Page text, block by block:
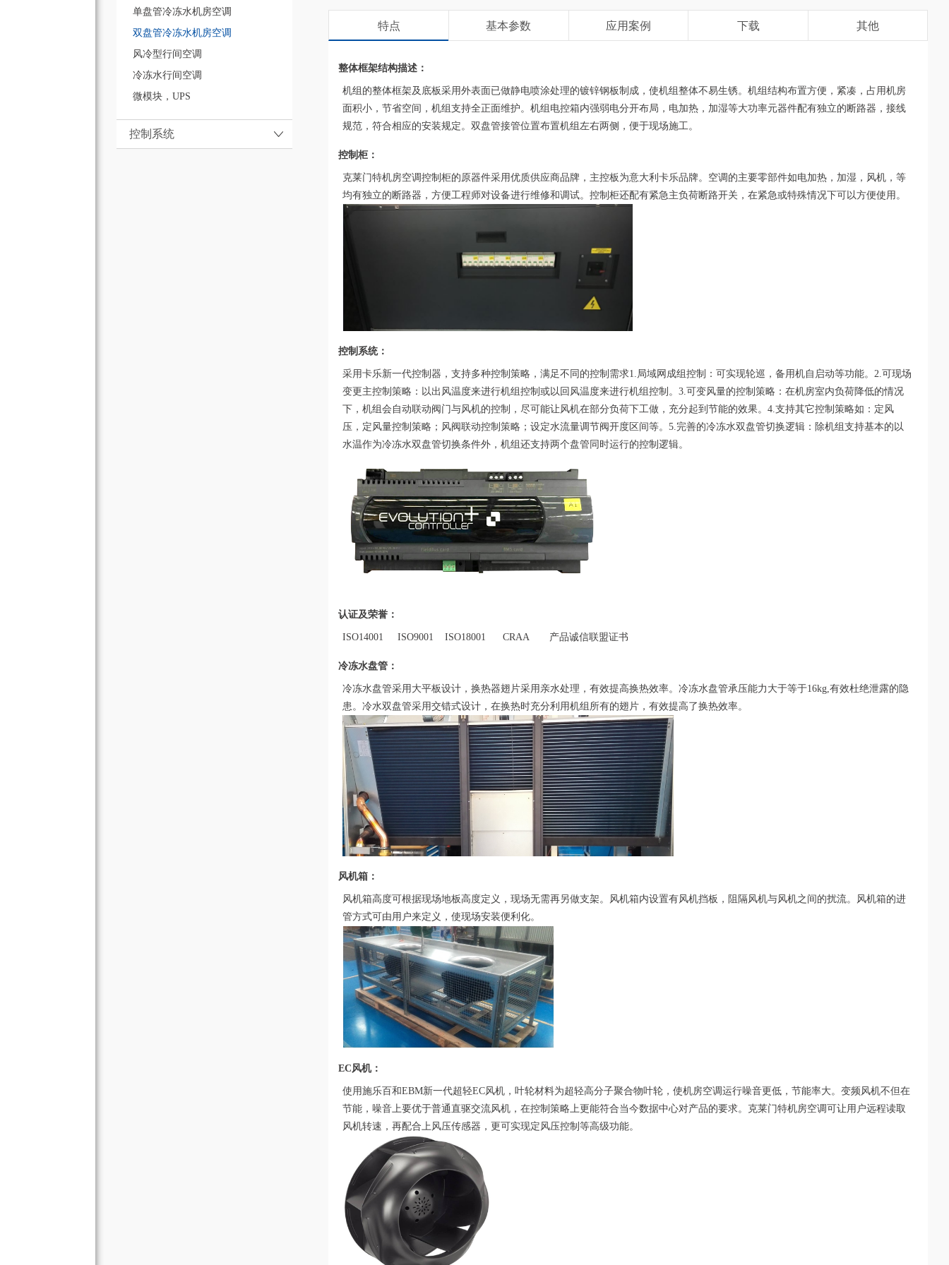
单盘管冷冻水机房空调
双盘管冷冻水机房空调
风冷型行间空调
冷冻水行间空调
微模块，UPS
控制系统
特点 基本参数 应用案例 下载 其他
整体框架结构描述：
机组的整体框架及底板采用外表面已做静电喷涂处理的镀锌钢板制成，使机组整体不易生锈。机组结构布置方便，紧凑，占用机房
面积小，节省空间，机组支持全正面维护。机组电控箱内强弱电分开布局，电加热，加湿等大功率元器件配有独立的断路器，接线
规范，符合相应的安装规定。双盘管接管位置布置机组左右两侧，便于现场施工。
控制柜：
克莱门特机房空调控制柜的原器件采用优质供应商品牌，主控板为意大利卡乐品牌。空调的主要零部件如电加热，加湿，风机，等
均有独立的断路器，方便工程师对设备进行维修和调试。控制柜还配有紧急主负荷断路开关，在紧急或特殊情况下可以方便使用。
控制系统：
采用卡乐新一代控制器，支持多种控制策略，满足不同的控制需求1.局域网成组控制：可实现轮巡，备用机自启动等功能。2.可现场
变更主控制策略：以出风温度来进行机组控制或以回风温度来进行机组控制。3.可变风量的控制策略：在机房室内负荷降低的情况
下，机组会自动联动阀门与风机的控制，尽可能让风机在部分负荷下工做，充分起到节能的效果。4.支持其它控制策略如：定风
压，定风量控制策略；风阀联动控制策略；设定水流量调节阀开度区间等。5.完善的冷冻水双盘管切换逻辑：除机组支持基本的以
水温作为冷冻水双盘管切换条件外，机组还支持两个盘管同时运行的控制逻辑。
认证及荣誉：
ISO14001 ISO9001 ISO18001 CRAA 产品诚信联盟证书
冷冻水盘管：
冷冻水盘管采用大平板设计，换热器翅片采用亲水处理，有效提高换热效率。冷冻水盘管承压能力大于等于16kg,有效杜绝泄露的隐
患。冷水双盘管采用交错式设计，在换热时充分利用机组所有的翅片，有效提高了换热效率。
风机箱：
风机箱高度可根据现场地板高度定义，现场无需再另做支架。风机箱内设置有风机挡板，阻隔风机与风机之间的扰流。风机箱的进
管方式可由用户来定义，使现场安装便利化。
EC风机：
使用施乐百和EBM新一代超轻EC风机，叶轮材料为超轻高分子聚合物叶轮，使机房空调运行噪音更低，节能率大。变频风机不但在
节能，噪音上要优于普通直驱交流风机，在控制策略上更能符合当今数据中心对产品的要求。克莱门特机房空调可让用户远程读取
风机转速，再配合上风压传感器，更可实现定风压控制等高级功能。